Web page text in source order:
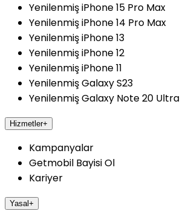
Yenilenmiş iPhone 15 Pro Max
Yenilenmiş iPhone 14 Pro Max
Yenilenmiş iPhone 13
Yenilenmiş iPhone 12
Yenilenmiş iPhone 11
Yenilenmiş Galaxy S23
Yenilenmiş Galaxy Note 20 Ultra
Hizmetler+
Kampanyalar
Getmobil Bayisi Ol
Kariyer
Yasal+